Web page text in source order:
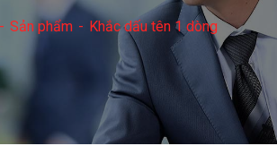
Sản phẩm Khắc dấu tên 1 dòng